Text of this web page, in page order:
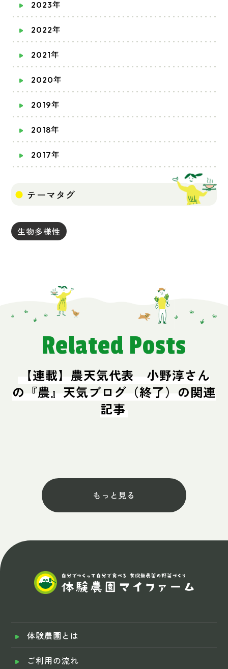
2023年
2022年
2021年
2020年
2019年
2018年
2017年
テーマタグ
生物多様性
Related Posts
【連載】農天気代表 小野淳さん
の『農』天気ブログ（終了）の関連
記事
もっと見る
体験農園とは
ご利用の流れ